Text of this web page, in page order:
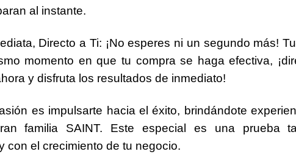
al instante.
Directo a Ti: ¡No esperes ni un segundo más!
momento en que tu compra se haga efectiva, ¡
y disfruta los resultados de inmediato!
es impulsarte hacia el éxito, brindándote
familia SAINT. Este especial es una prueba
con el crecimiento de tu negocio.